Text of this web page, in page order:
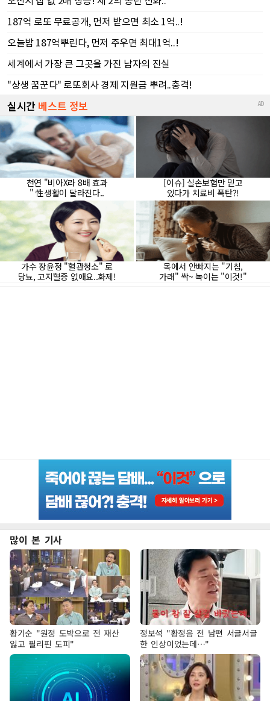
많이 본 기사
황기순 "원정 도박으로 전 재산
잃고 필리핀 도피"
정보석 "황정음 전 남편 서글서글
한 인상이었는데…"